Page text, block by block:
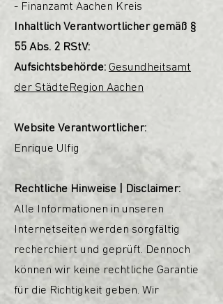
- Finanzamt Aachen Kreis
Inhaltlich Verantwortlicher gemäß §
55 Abs. 2 RStV:
Aufsichtsbehörde: Gesundheitsamt
der StädteRegion Aachen
Website Verantwortlicher:
Enrique Ulfig
Rechtliche Hinweise | Disclaimer:
Alle Informationen in unseren
Internetseiten werden sorgfältig
recherchiert und geprüft. Dennoch
können wir keine rechtliche Garantie
für die Richtigkeit geben. Wir